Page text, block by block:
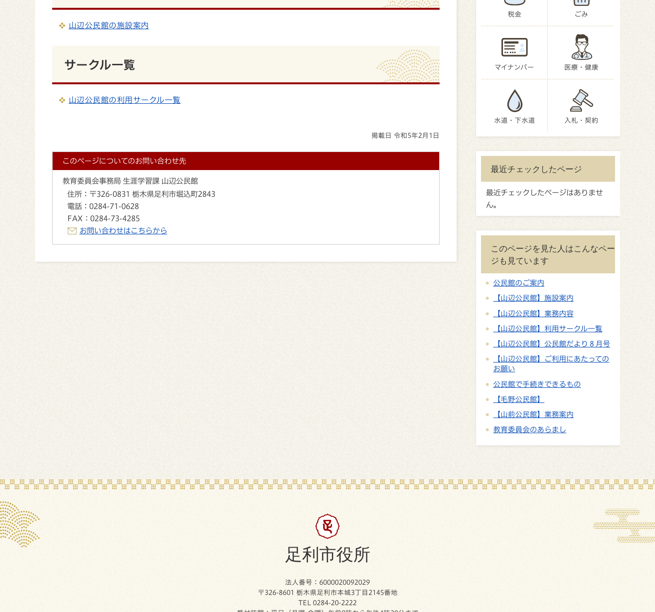
山辺公民館の施設案内
サークル一覧
山辺公民館の利用サークル一覧
掲載日 令和5年2月1日
このページについてのお問い合わせ先
教育委員会事務局 生涯学習課 山辺公民館
住所： 〒326-0831 栃木県足利市堀込町2843
電話： 0284-71-0628
FAX： 0284-73-4285
お問い合わせはこちらから
税金 ごみ
マイナンバー 医療・健康
水道・下水道 入札・契約
最近チェックしたページ
最近チェックしたページはありませ
ん。
このページを見た人はこんなペー
ジも見ています
公民館のご案内
【山辺公民館】施設案内
【山辺公民館】業務内容
【山辺公民館】利用サークル一覧
【山辺公民館】公民館だより８月号
【山辺公民館】ご利用にあたっての
お願い
公民館で手続きできるもの
【毛野公民館】
【山前公民館】業務案内
教育委員会のあらまし
足利市役所
法人番号：6000020092029
〒326-8601 栃木県足利市本城3丁目2145番地
TEL 0284-20-2222